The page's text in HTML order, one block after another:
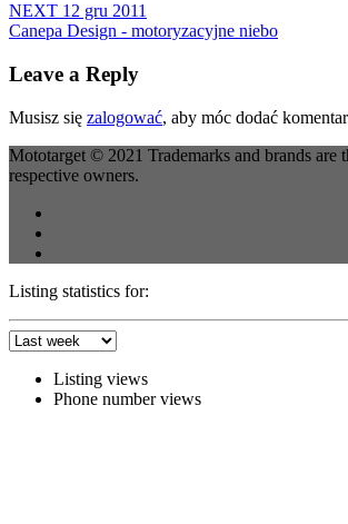
NEXT 12 gru 2011
Canepa Design - motoryzacyjne niebo
Leave a Reply
Musisz się zalogować, aby móc dodać
Mototarget © 2021 Trademarks and brands are
respective owners.
Listing statistics for:
Listing views
Phone number views